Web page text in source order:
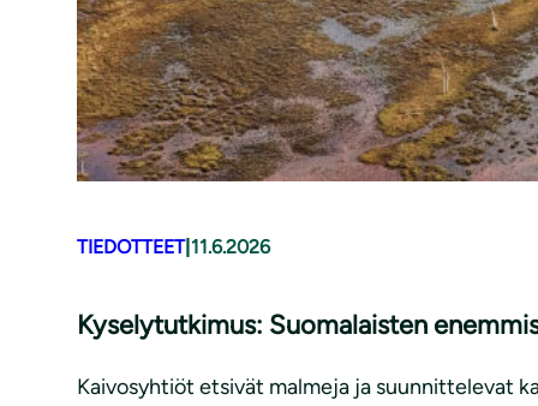
TIEDOTTEET| 11.6.2026
Kyselytutkimus: Suomalaisten
Kaivosyhtiöt etsivät malmeja ja suunnittelevat